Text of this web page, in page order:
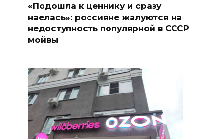
«Подошла к ценнику и сразу
наелась»: россияне жалуются на
недоступность популярной в СССР
мойвы